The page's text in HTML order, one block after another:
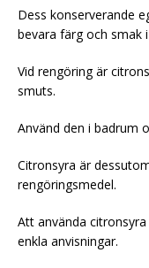
Dess konserverande
bevara färg och smak
Vid rengöring är
smuts.
Använd den i badrum
Citronsyra är
rengöringsmedel.
Att använda
enkla anvisningar.